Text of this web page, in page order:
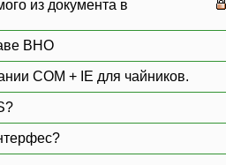
из документа в
BHO
COM + IE для чайников.